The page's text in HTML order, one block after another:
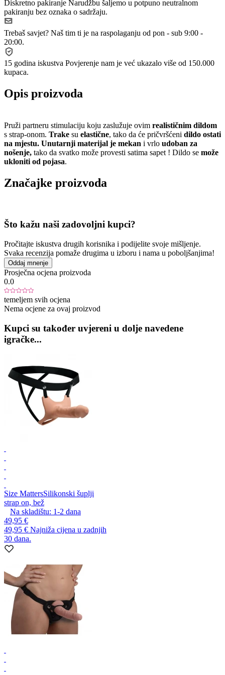
Diskretno pakiranje Narudžbu šaljemo u potpuno neutralnom
pakiranju bez oznaka o sadržaju.
Trebaš savjet? Naš tim ti je na raspolaganju od pon - sub 9:00 -
20:00.
15 godina iskustva Povjerenje nam je već ukazalo više od 150.000
kupaca.
Opis proizvoda
Pruži partneru stimulaciju koju zaslužuje ovim realističnim dildom
s strap-onom. Trake su elastične, tako da će pričvršćeni dildo ostati
na mjestu. Unutarnji materijal je mekan i vrlo udoban za
nošenje, tako da svatko može provesti satima sapet ! Dildo se može
ukloniti od pojasa.
Značajke proizvoda
Što kažu naši zadovoljni kupci?
Pročitajte iskustva drugih korisnika i podijelite svoje mišljenje.
Svaka recenzija pomaže drugima u izboru i nama u poboljšanjima!
Oddaj mnenje
Prosječna ocjena proizvoda
0.0
temeljem svih ocjena
Nema ocjene za ovaj proizvod
Kupci su također uvjereni u dolje navedene
igračke...
Size MattersSilikonski šuplji
strap on, bež
Na skladištu: 1-2 dana
49,95 €
49,95 € Najniža cijena u zadnjih
30 dana.